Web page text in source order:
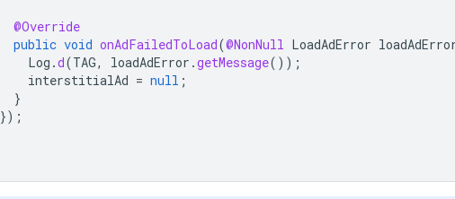
@Override
public void onAdFailedToLoad(@NonNull LoadAdError
Log .d(TAG, loadAdError .getMessage());
interstitialAd = null ;
}
});